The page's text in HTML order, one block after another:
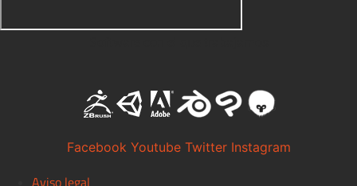
Facebook Youtube Twitter Instagram